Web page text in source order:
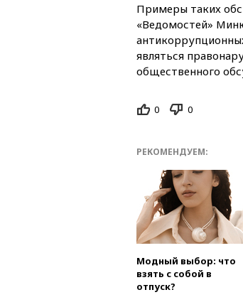
Примеры таких
«Ведомостей»
являться
общественного
0 0
РЕКОМЕНДУЕМ:
Модный выбор: что
взять с собой в
отпуск?